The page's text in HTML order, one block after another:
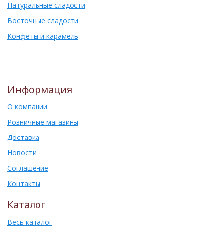
Натуральные сладости
Восточные сладости
Конфеты и карамель
Информация
О компании
Розничные магазины
Доставка
Новости
Соглашение
Контакты
Каталог
Весь каталог